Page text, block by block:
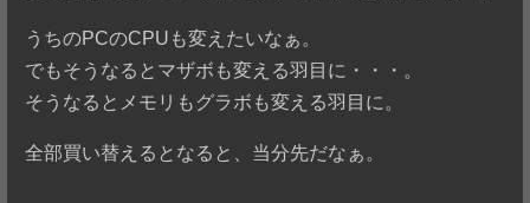
うちのPCのCPUも変えたいなぁ。
でもそうなるとマザボも変える羽目に・・・。
そうなるとメモリもグラボも変える羽目に。
全部買い替えるとなると、当分先だなぁ。